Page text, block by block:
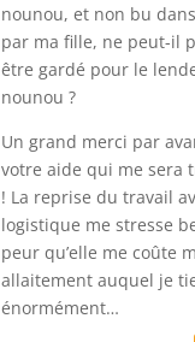
nounou, et non bu
par ma fille, ne peut-il
être gardé pour le
nounou ?
Un grand merci par
votre aide qui me sera
! La reprise du travail
logistique me stresse
peur qu’elle me coûte
allaitement auquel je
énormément…